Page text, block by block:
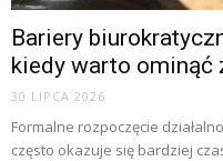
Bariery
kiedy warto ominąć
30 LIPCA 2026
Formalne rozpoczęcie
często okazuje się bardziej